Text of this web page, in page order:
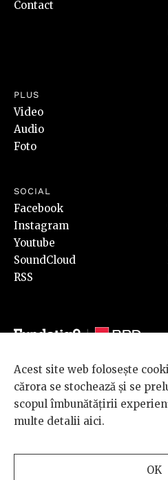
Contact
PLUS
Video
Audio
Foto
SOCIAL
Facebook
Instagram
Youtube
SoundCloud
RSS
© 2026 BRD Groupe Société
Scena 9 este un proiect sustinut de
GÉNÉRALE
Acest site web folosește
cărora se stochează și se
scopul îmbunătățirii
multe detalii aici.
OK